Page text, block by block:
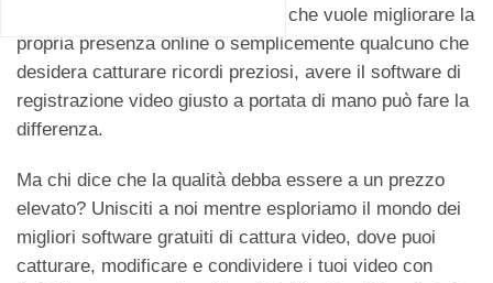
creatore di contenuti, un'azienda che vuole migliorare la
propria presenza online o semplicemente qualcuno che
desidera catturare ricordi preziosi, avere il software di
registrazione video giusto a portata di mano può fare la
differenza.
Ma chi dice che la qualità debba essere a un prezzo
elevato? Unisciti a noi mentre esploriamo il mondo dei
migliori software gratuiti di cattura video, dove puoi
catturare, modificare e condividere i tuoi video con